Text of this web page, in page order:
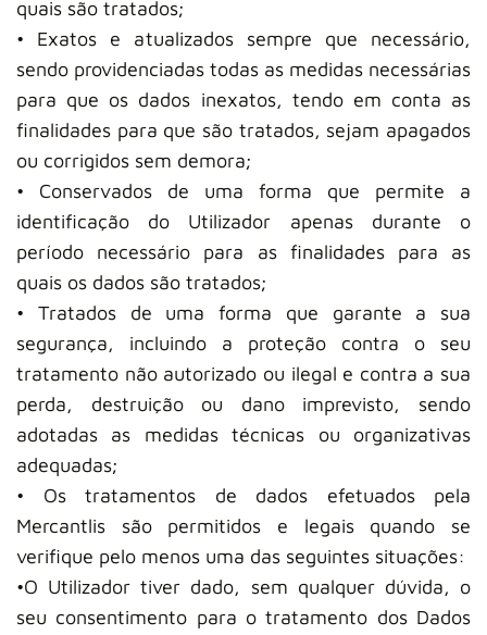
quais são tratados;
• Exatos e atualizados sempre que necessário,
sendo providenciadas todas as medidas necessárias
para que os dados inexatos, tendo em conta as
finalidades para que são tratados, sejam apagados
ou corrigidos sem demora;
• Conservados de uma forma que permite a
identificação do Utilizador apenas durante o
período necessário para as finalidades para as
quais os dados são tratados;
• Tratados de uma forma que garante a sua
segurança, incluindo a proteção contra o seu
tratamento não autorizado ou ilegal e contra a sua
perda, destruição ou dano imprevisto, sendo
adotadas as medidas técnicas ou organizativas
adequadas;
• Os tratamentos de dados efetuados pela
Mercantlis são permitidos e legais quando se
verifique pelo menos uma das seguintes situações:
•O Utilizador tiver dado, sem qualquer dúvida, o
seu consentimento para o tratamento dos Dados